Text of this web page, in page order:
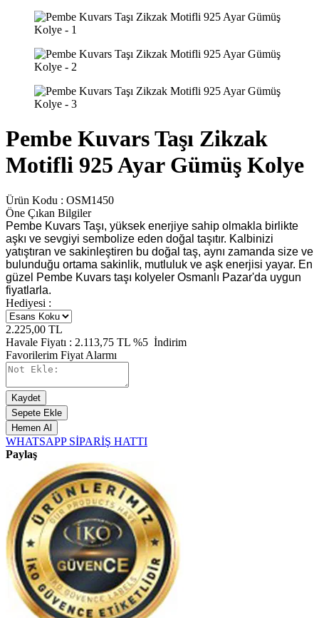
Pembe Kuvars Taşı Zikzak
Motifli 925 Ayar Gümüş Kolye
Ürün Kodu : OSM1450
Öne Çıkan Bilgiler
Pembe Kuvars Taşı, yüksek enerjiye sahip olmakla birlikte
aşkı ve sevgiyi sembolize eden doğal taşıtır. Kalbinizi
yatıştıran ve sakinleştiren bu doğal taş, aynı zamanda size ve
bulunduğu ortama sakinlik, mutluluk ve aşk enerjisi yayar. En
güzel Pembe Kuvars taşı kolyeler Osmanlı Pazar'da uygun
fiyatlarla.
Hediyesi :
2.225,00 TL
Havale Fiyatı : 2.113,75 TL %5 İndirim
Favorilerim Fiyat Alarmı
Kaydet
Sepete Ekle
Hemen Al
WHATSAPP SİPARİŞ HATTI
Paylaş